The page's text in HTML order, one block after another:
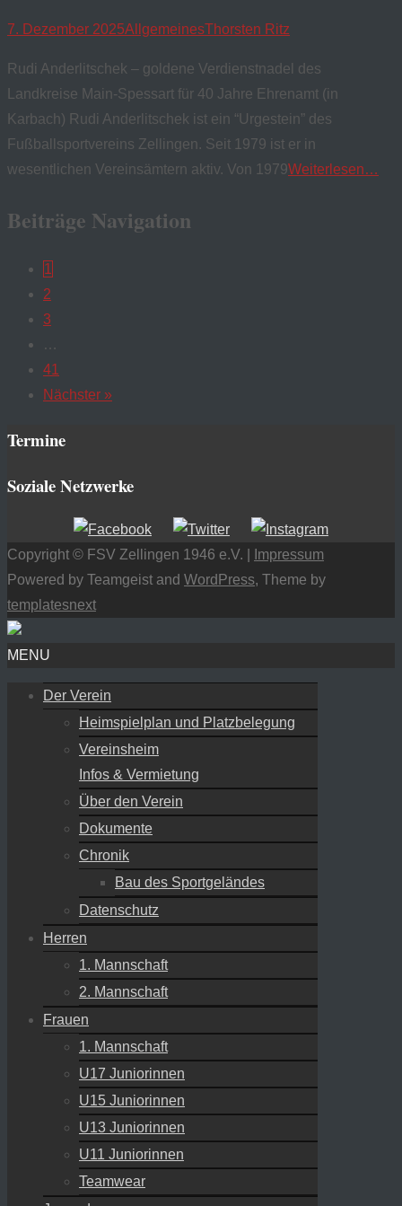
7. Dezember 2025AllgemeinesThorsten Ritz
Rudi Anderlitschek – goldene Verdienstnadel des
Landkreise Main-Spessart für 40 Jahre Ehrenamt (in
Karbach) Rudi Anderlitschek ist ein “Urgestein” des
Fußballsportvereins Zellingen. Seit 1979 ist er in
wesentlichen Vereinsämtern aktiv. Von 1979Weiterlesen…
Beiträge Navigation
1
2
3
…
41
Nächster »
Termine
Soziale Netzwerke
Copyright © FSV Zellingen 1946 e.V. |
Impressum
Powered by Teamgeist and WordPress, Theme by
templatesnext
MENU
Der Verein
Heimspielplan und Platzbelegung
Vereinsheim
Infos & Vermietung
Über den Verein
Dokumente
Chronik
Bau des Sportgeländes
Datenschutz
Herren
1. Mannschaft
2. Mannschaft
Frauen
1. Mannschaft
U17 Juniorinnen
U15 Juniorinnen
U13 Juniorinnen
U11 Juniorinnen
Teamwear